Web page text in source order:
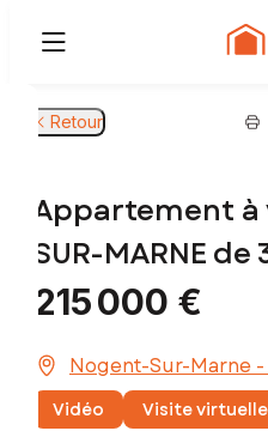
Retour
Appartement à
SUR-MARNE de
215 000 €
Nogent-Sur-Marne -
Vidéo Visite virtuelle